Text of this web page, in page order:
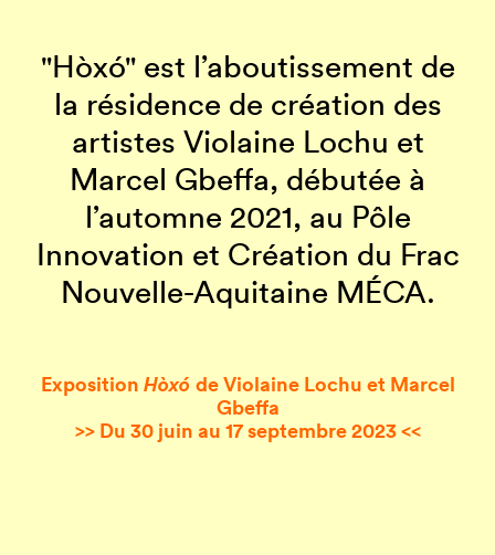
"Hòxó" est l’aboutissement de
la résidence de création des
artistes Violaine Lochu et
Marcel Gbeffa, débutée à
l’automne 2021, au Pôle
Innovation et Création du Frac
Nouvelle-Aquitaine MÉCA.
Exposition Hòxó de Violaine Lochu et Marcel
Gbeffa
>> Du 30 juin au 17 septembre 2023 <<